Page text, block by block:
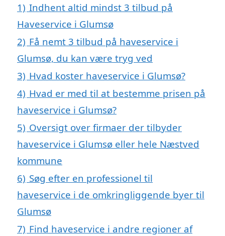
1) Indhent altid mindst 3 tilbud på
Haveservice i Glumsø
2) Få nemt 3 tilbud på haveservice i
Glumsø, du kan være tryg ved
3) Hvad koster haveservice i Glumsø?
4) Hvad er med til at bestemme prisen på
haveservice i Glumsø?
5) Oversigt over firmaer der tilbyder
haveservice i Glumsø eller hele Næstved
kommune
6) Søg efter en professionel til
haveservice i de omkringliggende byer til
Glumsø
7) Find haveservice i andre regioner af